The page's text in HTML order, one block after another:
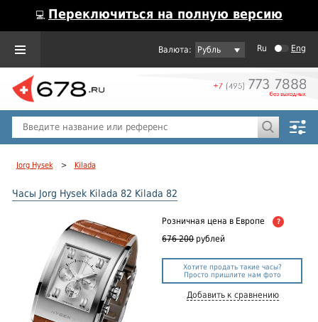
💻 Переключиться на полную версию
Рубль Ru Eng
Jorg Hysek > Kilada
Часы Jorg Hysek Kilada 82 Kilada 82
Розничная цена в Европе ?
676 200 рублей
Хотите продать такие часы?
Просто пришлите нам фото
Добавить к сравнению